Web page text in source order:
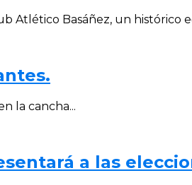
Atlético Basáñez, un histórico
la cancha...
a las